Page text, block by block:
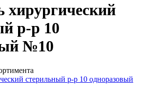
хирургический
р-р 10
№10